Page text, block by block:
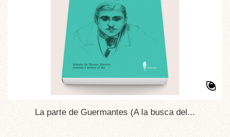
La parte de Guermantes (A la busca del...